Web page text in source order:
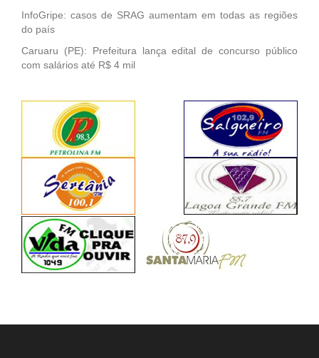
InfoGripe: casos de SRAG aumentam em todas as regiões
do país
Caruaru (PE): Prefeitura lança edital de concurso público
com salários até R$ 4 mil